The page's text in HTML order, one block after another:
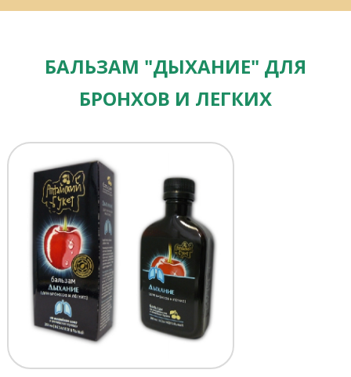
БАЛЬЗАМ "ДЫХАНИЕ" ДЛЯ
БРОНХОВ И ЛЕГКИХ